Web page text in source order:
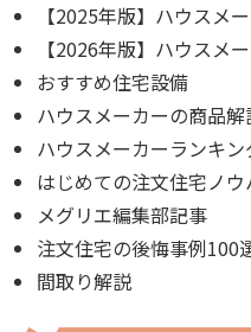
【2025年版】ハウスメ
【2026年版】ハウスメ
おすすめ住宅設備
ハウスメーカーの商品解
ハウスメーカーランキン
はじめての注文住宅ノウ
メグリエ編集部記事
注文住宅の後悔事例100
間取り解説